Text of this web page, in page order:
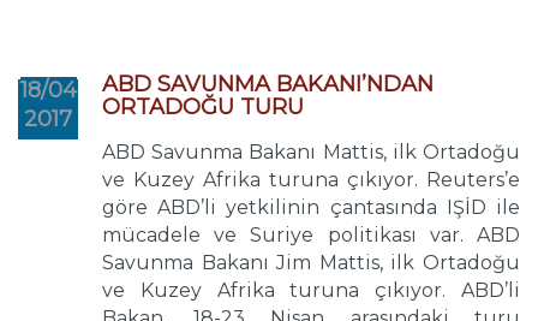
18/04
2017
ABD SAVUNMA BAKANI’NDAN
ORTADOĞU TURU
ABD Savunma Bakanı Mattis, ilk Ortadoğu
ve Kuzey Afrika turuna çıkıyor. Reuters’e
göre ABD’li yetkilinin çantasında IŞİD ile
mücadele ve Suriye politikası var. ABD
Savunma Bakanı Jim Mattis, ilk Ortadoğu
ve Kuzey Afrika turuna çıkıyor. ABD’li